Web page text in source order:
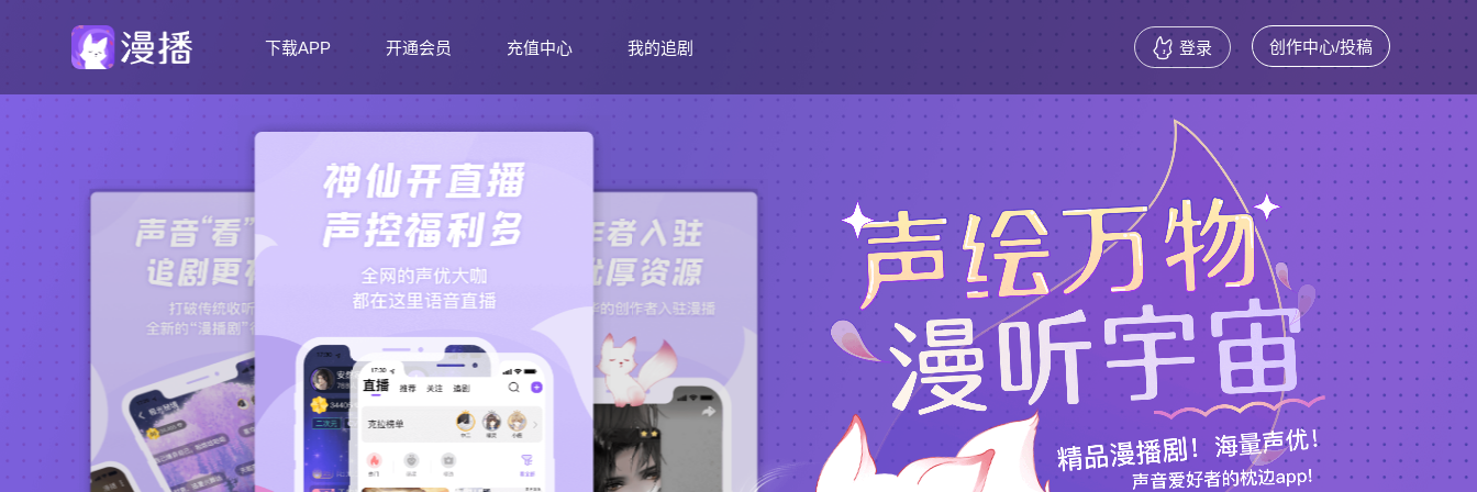
下载APP 开通会员 充值中心 我的追剧 登录 创作中心/投稿